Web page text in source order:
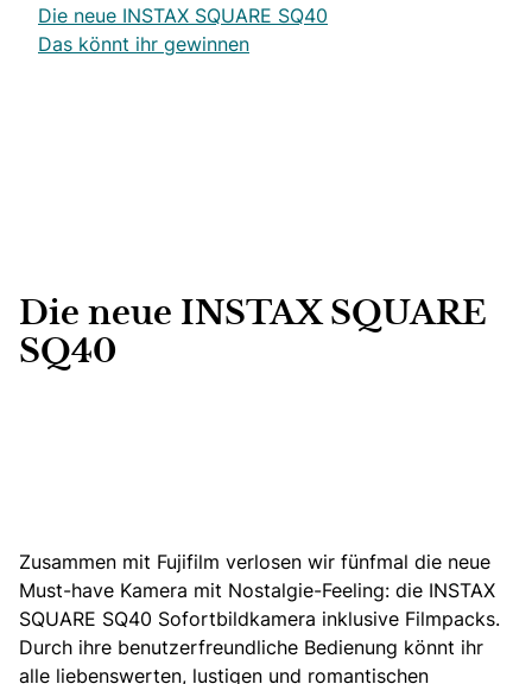
Die neue INSTAX SQUARE SQ40
Das könnt ihr gewinnen
Die neue INSTAX SQUARE
SQ40
Zusammen mit Fujifilm verlosen wir fünfmal die neue
Must-have Kamera mit Nostalgie-Feeling: die INSTAX
SQUARE SQ40 Sofortbildkamera inklusive Filmpacks.
Durch ihre benutzerfreundliche Bedienung könnt ihr
alle liebenswerten, lustigen und romantischen